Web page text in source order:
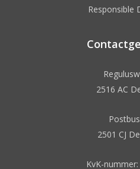
Responsible
2516 AC
2501 CJ
KvK-